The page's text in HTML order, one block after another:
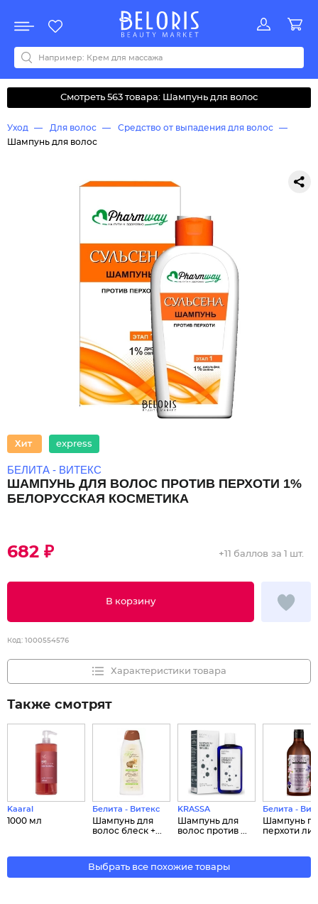
Акции
Все бренды
0-9ABCDEFGHIJKLMNOPQRSTUVWYZАБВДЗИМОКЛНПРСТУФ
Смотреть 563 товара: Шампунь для волос
Уход Для волос
Средство от выпадения для волос
Шампунь для волос
express
БЕЛИТА - ВИТЕКС
ШАМПУНЬ ДЛЯ ВОЛОС ПРОТИВ ПЕРХОТИ 1%
БЕЛОРУССКАЯ КОСМЕТИКА
682 ₽
В корзину
+11 баллов за 1 шт.
Код: 1000554576
Характеристики товара
Также смотрят
Kaaral
1000 мл
Белита - Витекс
Шампунь для
волос блеск +...
KRASSA
Шампунь для
волос против ...
Белита -
Шампунь
перхоти
Выбрать все похожие товары